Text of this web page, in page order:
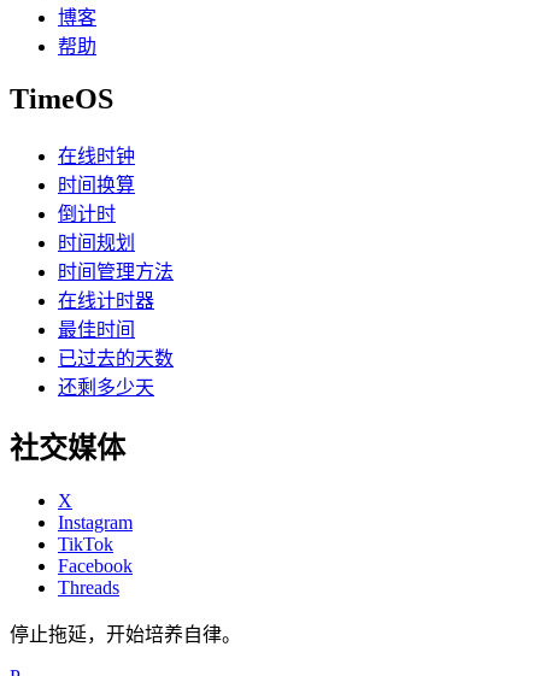
博客
帮助
TimeOS
在线时钟
时间换算
倒计时
时间规划
时间管理方法
在线计时器
最佳时间
已过去的天数
还剩多少天
社交媒体
X
Instagram
TikTok
Facebook
Threads
停止拖延，开始培养自律。